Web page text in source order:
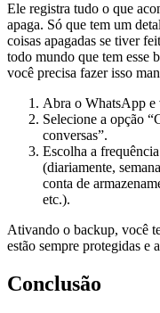
Ele registra tudo o que
apaga. Só que tem um
coisas apagadas se tiver
todo mundo que tem esse
você precisa fazer isso
Abra o WhatsApp e
Selecione a opção
conversas”.
Escolha a
(diariamente,
conta de
etc.).
Ativando o backup, você
estão sempre protegidas e
Conclusão